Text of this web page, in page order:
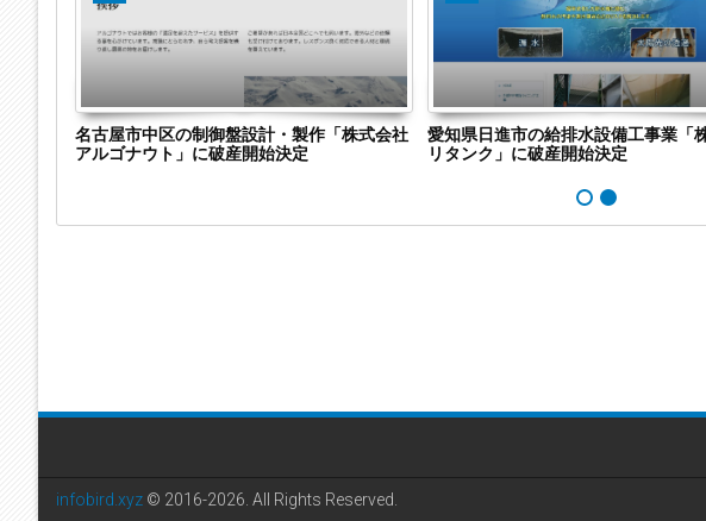
名古屋市中区の制御盤設計・製作「株式会社
アルゴナウト」に破産開始決定
愛知県日進市の給排水設備工事業「
リタンク」に破産開始決定
infobird.xyz © 2016-2026. All Rights Reserved.